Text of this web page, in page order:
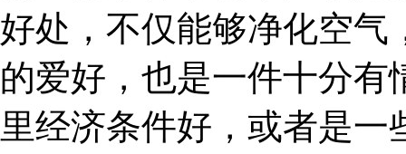
好处，不仅能够净化空气
的爱好，也是一件十分
里经济条件好，或者是